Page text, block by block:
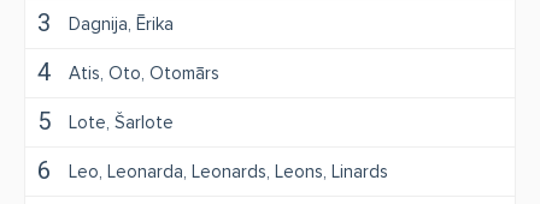
3 Dagnija Ērika
4 Atis Oto Otomārs
5 Lote Šarlote
6 Leo Leonarda Leonards Leons Linards